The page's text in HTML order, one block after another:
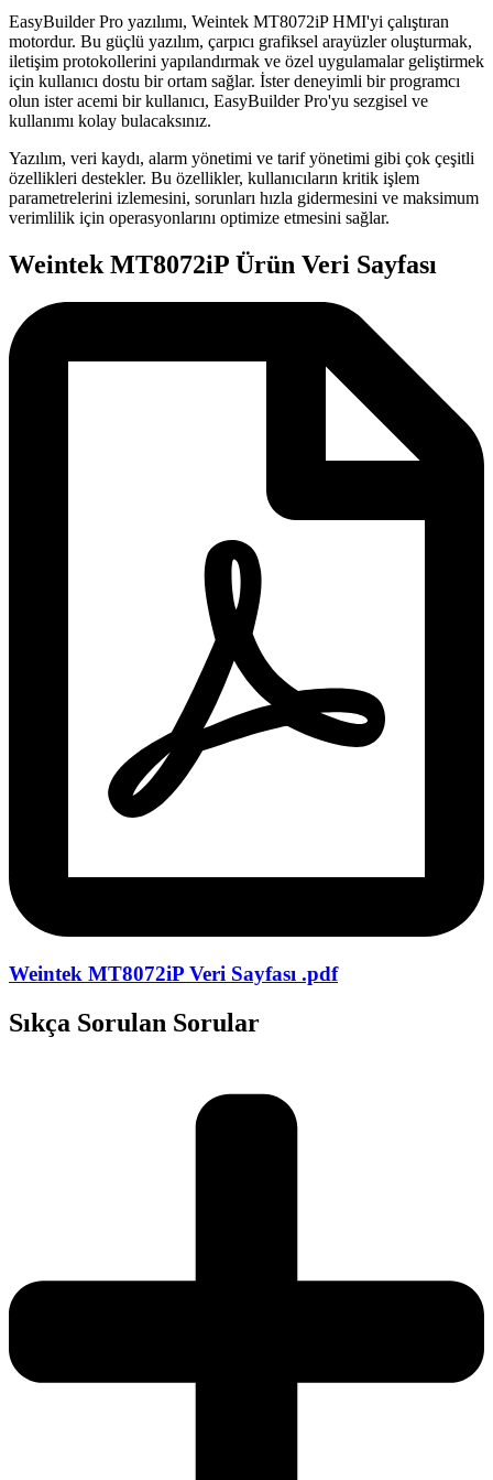
EasyBuilder Pro yazılımı, Weintek MT8072iP HMI'yi çalıştıran
motordur. Bu güçlü yazılım, çarpıcı grafiksel arayüzler oluşturmak,
iletişim protokollerini yapılandırmak ve özel uygulamalar geliştirmek
için kullanıcı dostu bir ortam sağlar. İster deneyimli bir programcı
olun ister acemi bir kullanıcı, EasyBuilder Pro'yu sezgisel ve
kullanımı kolay bulacaksınız.
Yazılım, veri kaydı, alarm yönetimi ve tarif yönetimi gibi çok çeşitli
özellikleri destekler. Bu özellikler, kullanıcıların kritik işlem
parametrelerini izlemesini, sorunları hızla gidermesini ve maksimum
verimlilik için operasyonlarını optimize etmesini sağlar.
Weintek MT8072iP Ürün Veri Sayfası
Weintek MT8072iP Veri Sayfası .pdf
Sıkça Sorulan Sorular